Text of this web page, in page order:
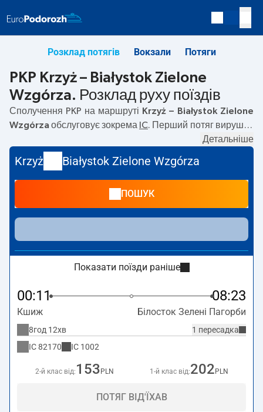
Розклад потягів Вокзали Потяги
PKP Krzyż – Białystok Zielone
Wzgórza. Розклад руху поїздів
Сполучення PKP на маршруті Krzyż – Białystok Zielone
Wzgórza обслуговує зокрема IC. Перший потяг вирушає
Białystok Zielone Wzgórzaкурсують також інші потяги:
EIC, TLK— пропонують нижчу ціну квитка і зазвичай
станції Białystok Zielone Wzgórza.
Детальніше
Krzyż Białystok Zielone Wzgórza
ПОШУК
Показати поїзди раніше
00:11 08:23
Кшиж Білосток Зелені Пагорби
1 пересадка
8год 12хв
IC82170 IC 1002
2-й клас від: 153 PLN 1-й клас від:202 PLN
ПОТЯГ ВІД'ЇХАВ